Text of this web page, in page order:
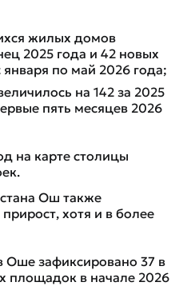
жилых домов
2025 года и 42 новых
по май 2026 года;
на 142 за 2025
пять месяцев 2026
на карте столицы
Ош также
хотя и в более
Оше зафиксировано 37 в
площадок в начале 2026